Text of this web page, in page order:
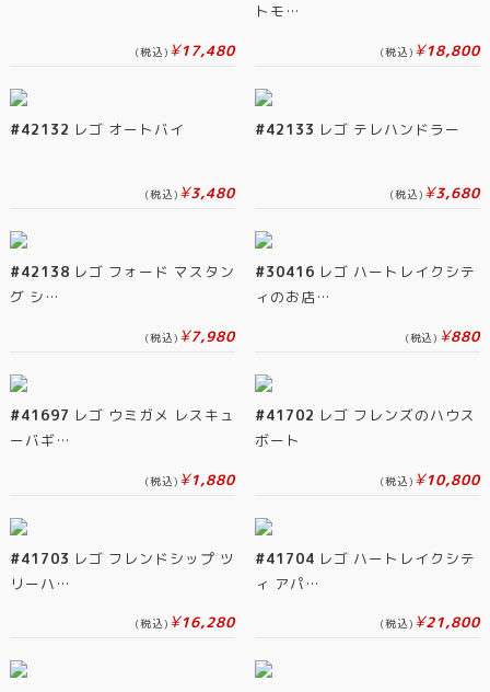
(税込) ¥17,480
トモ…
(税込) ¥18,800
#42132 レゴ オートバイ
(税込) ¥3,480
#42133 レゴ テレハンドラー
(税込) ¥3,680
#42138 レゴ フォード マスタン
グ シ…
(税込) ¥7,980
#30416 レゴ ハートレイクシテ
ィのお店…
(税込) ¥880
#41697 レゴ ウミガメ レスキュ
ーバギ…
(税込) ¥1,880
#41702 レゴ フレンズのハウス
ボート
(税込) ¥10,800
#41703 レゴ フレンドシップ ツ
リーハ…
(税込) ¥16,280
#41704 レゴ ハートレイクシテ
ィ アパ…
(税込) ¥21,800